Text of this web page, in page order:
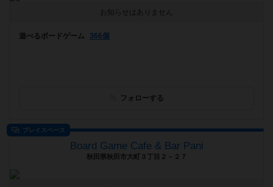
お知らせはありません
遊べるボードゲーム 366個
フォローする
プレイスペース
Board Game Cafe & Bar Pani
秋田県秋田市大町３丁目２－２７